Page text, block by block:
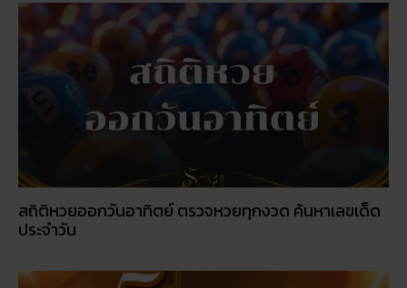
สถิติหวยออกวันอาทิตย์ ตรวจหวยทุกงวด ค้นหาเลขเด็ด
ประจำวัน